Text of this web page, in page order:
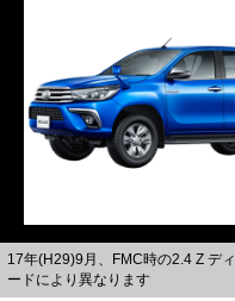
17年(H29)9月、FMC時の2.4 Z デ
ードにより異なります